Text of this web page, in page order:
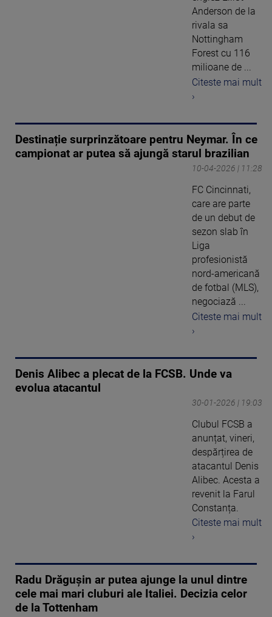
Anderson de la
rivala sa
Nottingham
Forest cu 116
milioane de ...
Citeste mai mult
›
Destinație surprinzătoare pentru Neymar. În ce
campionat ar putea să ajungă starul brazilian
10-04-2026 | 11:28
FC Cincinnati,
care are parte
de un debut de
sezon slab în
Liga
profesionistă
nord-americană
de fotbal (MLS),
negociază ...
Citeste mai mult
›
Denis Alibec a plecat de la FCSB. Unde va
evolua atacantul
30-01-2026 | 19:03
Clubul FCSB a
anunțat, vineri,
despărțirea de
atacantul Denis
Alibec. Acesta a
revenit la Farul
Constanța.
Citeste mai mult
›
Radu Drăgușin ar putea ajunge la unul dintre
cele mai mari cluburi ale Italiei. Decizia celor
de la Tottenham